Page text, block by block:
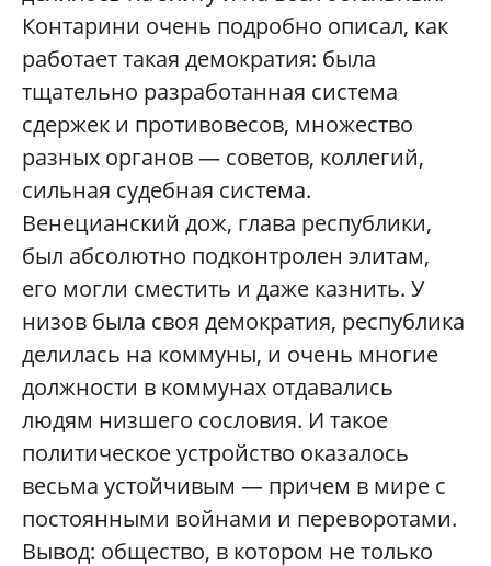
Контарини очень подробно описал, как
работает такая демократия: была
тщательно разработанная система
сдержек и противовесов, множество
разных органов — советов, коллегий,
сильная судебная система.
Венецианский дож, глава республики,
был абсолютно подконтролен элитам,
его могли сместить и даже казнить. У
низов была своя демократия, республика
делилась на коммуны, и очень многие
должности в коммунах отдавались
людям низшего сословия. И такое
политическое устройство оказалось
весьма устойчивым — причем в мире с
постоянными войнами и переворотами.
Вывод: общество, в котором не только